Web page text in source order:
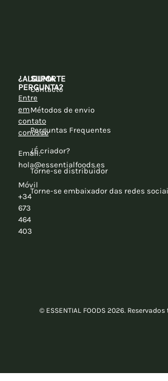
¿ALGUMA
PERGUNTA?
Entre
em
contato
conosco
Email:
hola@essentialfoods.es
Móvil
+34
673
464
403
SUPORTE
Contacto
Métodos de envio
Perguntas Frequentes
¿É criador?
Torne-se distribuidor
Torne-se embaixador das redes
© ESSENTIAL FOODS 2026.